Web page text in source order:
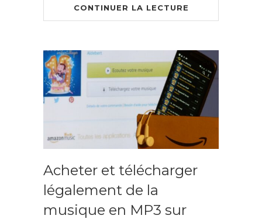
CONTINUER LA LECTURE
Acheter et télécharger
légalement de la
musique en MP3 sur